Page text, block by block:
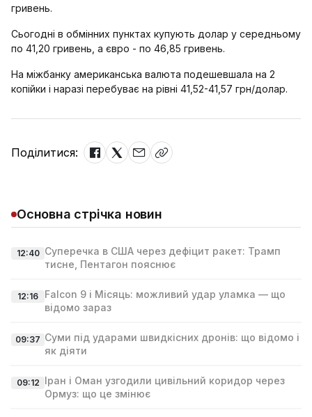
гривень.
Сьогодні в обмінних пунктах купують долар у середньому
по 41,20 гривень, а євро - по 46,85 гривень.
На міжбанку американська валюта подешевшала на 2
копійки і наразі перебуває на рівні 41,52-41,57 грн/долар.
Поділитися:
Основна стрічка новин
12:40 Суперечка в США через дефіцит ракет: Трамп
тисне, Пентагон пояснює
12:16
Falcon 9 і Місяць: можливий удар уламка — що
відомо зараз
09:37 Суми під ударами швидкісних дронів: що відомо і
як діяти
09:12 Іран і Оман узгодили цивільний коридор через
Ормуз: що це змінює